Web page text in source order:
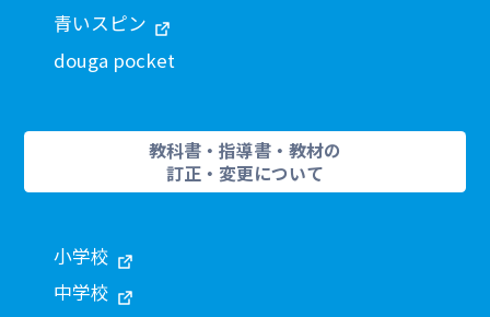
青いスピン
douga pocket
教科書・指導書・教材の
訂正・変更について
小学校
中学校